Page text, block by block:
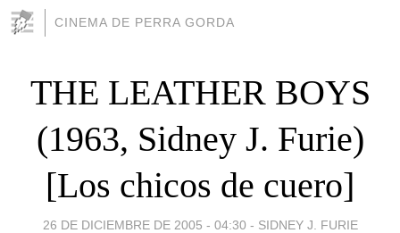
CINEMA DE PERRA GORDA
THE LEATHER BOYS
(1963, Sidney J. Furie)
[Los chicos de cuero]
26 DE DICIEMBRE DE 2005 - 04:30 - SIDNEY J. FURIE